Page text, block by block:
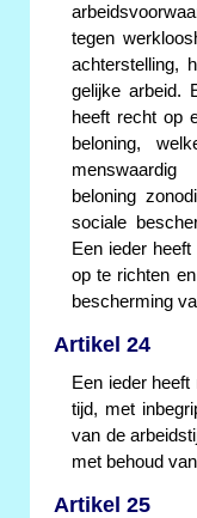
tegen
achterstelling,
gelijke arbeid.
heeft recht op
beloning,
beloning
sociale
Een ieder
op te richten
bescherming
Artikel 24
Een ieder
tijd, met
van de
met behoud
Artikel 25